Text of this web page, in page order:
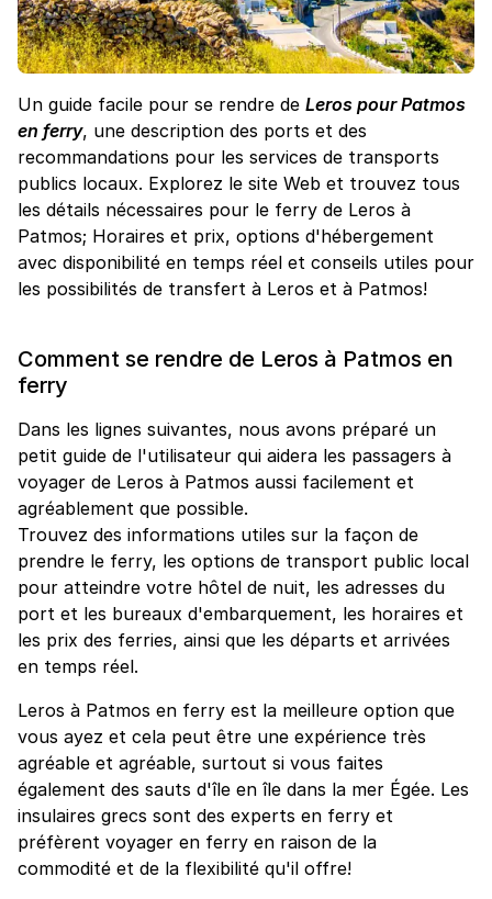
Un guide facile pour se rendre de Leros pour Patmos
en ferry, une description des ports et des
recommandations pour les services de transports
publics locaux. Explorez le site Web et trouvez tous
les détails nécessaires pour le ferry de Leros à
Patmos; Horaires et prix, options d'hébergement
avec disponibilité en temps réel et conseils utiles pour
les possibilités de transfert à Leros et à Patmos!
Comment se rendre de Leros à Patmos en
ferry
Dans les lignes suivantes, nous avons préparé un
petit guide de l'utilisateur qui aidera les passagers à
voyager de Leros à Patmos aussi facilement et
agréablement que possible.
Trouvez des informations utiles sur la façon de
prendre le ferry, les options de transport public local
pour atteindre votre hôtel de nuit, les adresses du
port et les bureaux d'embarquement, les horaires et
les prix des ferries, ainsi que les départs et arrivées
en temps réel.
Leros à Patmos en ferry est la meilleure option que
vous ayez et cela peut être une expérience très
agréable et agréable, surtout si vous faites
également des sauts d'île en île dans la mer Égée. Les
insulaires grecs sont des experts en ferry et
préfèrent voyager en ferry en raison de la
commodité et de la flexibilité qu'il offre!